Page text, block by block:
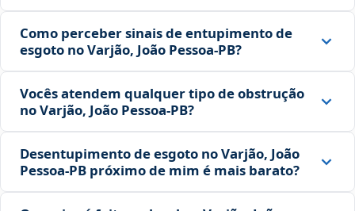
Como perceber sinais de entupimento de
esgoto no Varjão, João Pessoa‑PB?
Vocês atendem qualquer tipo de obstrução
no Varjão, João Pessoa‑PB?
Desentupimento de esgoto no Varjão, João
Pessoa‑PB próximo de mim é mais barato?